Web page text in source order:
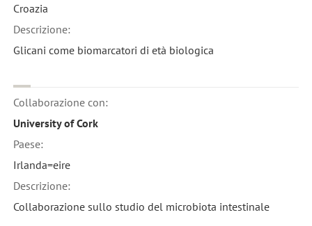
Croazia
Descrizione:
Glicani come biomarcatori di età biologica
Collaborazione con:
University of Cork
Paese:
Irlanda=eire
Descrizione:
Collaborazione sullo studio del microbiota intestinale